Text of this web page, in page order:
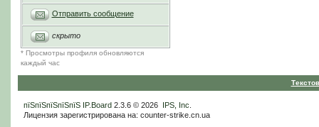
Отправить сообщение
скрыто
* Просмотры профиля обновляются
каждый час
пїЅпїЅпїЅпїЅпїЅ IP.Board2.3.6 © 2026 IPS, Inc
Лицензия зарегистрирована на: counter-strike.cn.ua